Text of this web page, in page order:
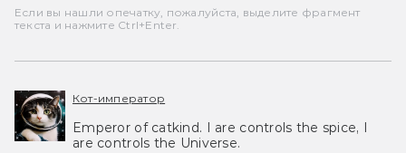
Если вы нашли опечатку, пожалуйста, выделите фрагмент
текста и нажмите Ctrl+Enter.
Кот-император
Emperor of catkind. I are controls the spice, I
are controls the Universe.